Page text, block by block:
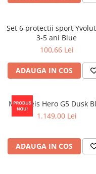
Set 6 protectii sport
3-5 ani Blue
100,66 Lei
ADAUGA IN COS
MiniMeis Hero G5 Dusk
1.149,00 Lei
ADAUGA IN COS